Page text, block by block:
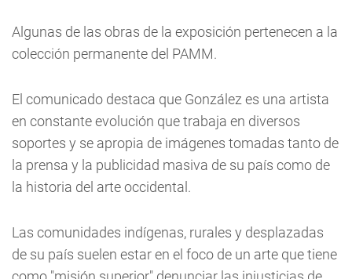
Algunas de las obras de la exposición pertenecen a la
colección permanente del PAMM.
El comunicado destaca que González es una artista
en constante evolución que trabaja en diversos
soportes y se apropia de imágenes tomadas tanto de
la prensa y la publicidad masiva de su país como de
la historia del arte occidental.
Las comunidades indígenas, rurales y desplazadas
de su país suelen estar en el foco de un arte que tiene